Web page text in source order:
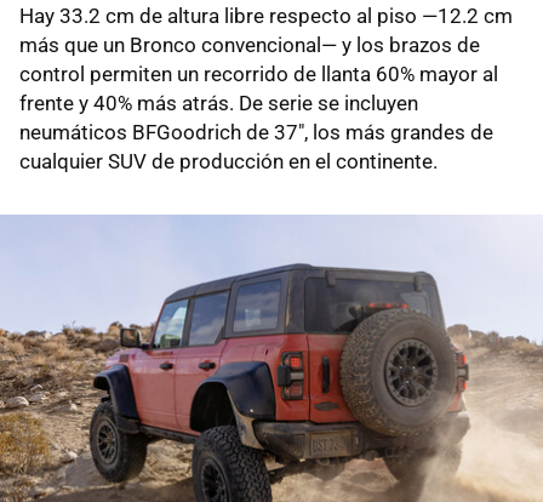
Hay 33.2 cm de altura libre respecto al piso —12.2 cm
más que un Bronco convencional— y los brazos de
control permiten un recorrido de llanta 60% mayor al
frente y 40% más atrás. De serie se incluyen
neumáticos BFGoodrich de 37", los más grandes de
cualquier SUV de producción en el continente.